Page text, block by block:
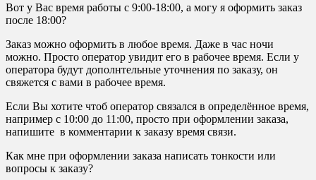
Вот у Вас время работы с 9:00-18:00, а могу я оформить заказ
после 18:00?
Заказ можно оформить в любое время. Даже в час ночи
можно. Просто оператор увидит его в рабочее время. Если у
оператора будут дополнтельные уточнения по заказу, он
свяжется с вами в рабочее время.
Если Вы хотите чтоб оператор связался в определённое время,
например с 10:00 до 11:00, просто при оформлении заказа,
напишите в комментарии к заказу время связи.
Как мне при оформлении заказа написать тонкости или
вопросы к заказу?